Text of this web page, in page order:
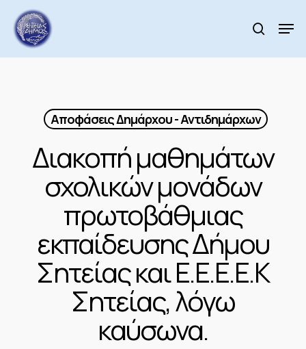
main
content
search
Αποφάσεις Δημάρχου - Αντιδημάρχων
Διακοπή μαθημάτων
σχολικών μονάδων
πρωτοβάθμιας
εκπαίδευσης Δήμου
Σητείας και Ε.Ε.Ε.Ε.Κ
Σητείας, λόγω
καύσωνα.
Menu